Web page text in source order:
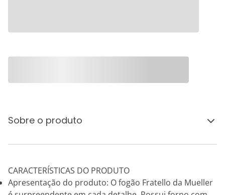
Sobre o produto
CARACTERÍSTICAS DO PRODUTO
Apresentação do produto: O fogão Fratello da Mueller